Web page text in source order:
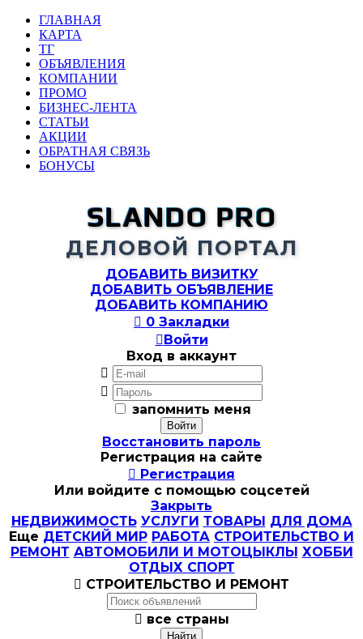
ГЛАВНАЯ
КАРТА
ТГ
ОБЪЯВЛЕНИЯ
КОМПАНИИ
ПРОМО
БИЗНЕС-ЛЕНТА
СТАТЬИ
АКЦИИ
ОБРАТНАЯ СВЯЗЬ
БОНУСЫ
SLANDO PRO
ДЕЛОВОЙ ПОРТАЛ
ДОБАВИТЬ ВИЗИТКУ
ДОБАВИТЬ ОБЪЯВЛЕНИЕ
ДОБАВИТЬ КОМПАНИЮ
 0 Закладки
Войти
Вход в аккаунт


запомнить меня
Восстановить пароль
Регистрация на сайте
 Регистрация
Или войдите с помощью соцсетей
Закрыть
НЕДВИЖИМОСТЬ УСЛУГИ ТОВАРЫ ДЛЯ ДОМА
Еще ДЕТСКИЙ МИР РАБОТА СТРОИТЕЛЬСТВО И
РЕМОНТ АВТОМОБИЛИ И МОТОЦЫКЛЫ ХОББИ
ОТДЫХ СПОРТ
 СТРОИТЕЛЬСТВО И РЕМОНТ
 все страны